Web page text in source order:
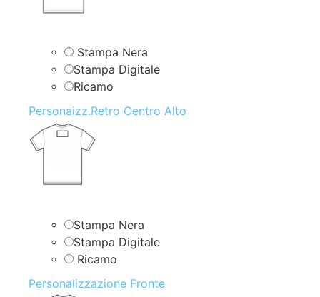
Stampa Nera
Stampa Digitale
Ricamo
Personaizz.Retro Centro Alto
Stampa Nera
Stampa Digitale
Ricamo
Personalizzazione Fronte